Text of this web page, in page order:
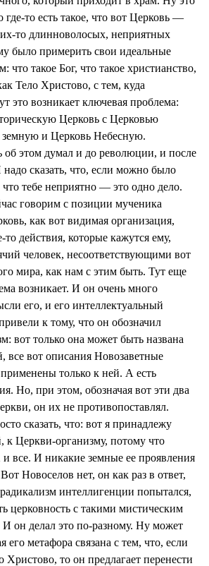
где-то есть такое, что вот Церковь —
то длинноволосых, неприятных
было примерить свои идеальные
что такое Бог, что такое христианство,
Тело Христово, с тем, куда
это возникает ключевая проблема:
Церковь с Церковью
и Церковь Небесную.
об этом думал и до революции, и после
сказать, что, если можно было
тебе неприятно — это одно дело.
говорим с позиции мученика
как вот видимая организация,
то действия, которые кажутся ему,
человек, несоответствующими вот
мира, как нам с этим быть. Тут еще
возникает. И он очень много
его, и его интеллектуальный
к тому, что он обозначил
вот только она может быть названа
все вот описания Новозаветные
только к ней. А есть
Но, при этом, обозначая вот эти два
он их не противопоставлял.
сказать, что: вот я принадлежу
к Церкви-организму, потому что
все. И никакие земные ее проявления
Новоселов нет, он как раз в ответ,
интеллигенции попытался,
церковность с такими мистическим
он делал это по-разному. Ну может
его метафора связана с тем, что, если
то он предлагает перенести